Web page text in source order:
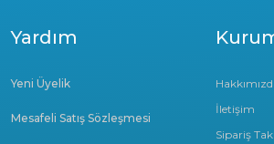
İletişim
Sipariş
Yardım
Yeni Üyelik
Mesafeli Satış Sözleşmesi